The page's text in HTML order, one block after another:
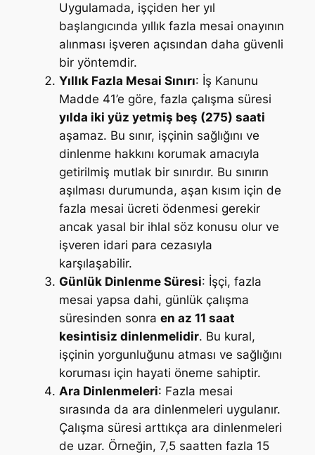
Uygulamada, işçiden her yıl
başlangıcında yıllık fazla mesai onayının
alınması işveren açısından daha güvenli
bir yöntemdir.
Yıllık Fazla Mesai Sınırı: İş Kanunu
Madde 41’e göre, fazla çalışma süresi
yılda iki yüz yetmiş beş (275) saati
aşamaz. Bu sınır, işçinin sağlığını ve
dinlenme hakkını korumak amacıyla
getirilmiş mutlak bir sınırdır. Bu sınırın
aşılması durumunda, aşan kısım için de
fazla mesai ücreti ödenmesi gerekir
ancak yasal bir ihlal söz konusu olur ve
işveren idari para cezasıyla
karşılaşabilir.
Günlük Dinlenme Süresi: İşçi, fazla
mesai yapsa dahi, günlük çalışma
süresinden sonra en az 11 saat
kesintisiz dinlenmelidir. Bu kural,
işçinin yorgunluğunu atması ve sağlığını
koruması için hayati öneme sahiptir.
Ara Dinlenmeleri: Fazla mesai
sırasında da ara dinlenmeleri uygulanır.
Çalışma süresi arttıkça ara dinlenmeleri
de uzar. Örneğin, 7,5 saatten fazla 15